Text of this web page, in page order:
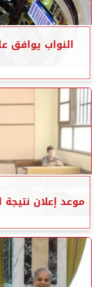
النواب يوافق
موعد إعلان نتيجة